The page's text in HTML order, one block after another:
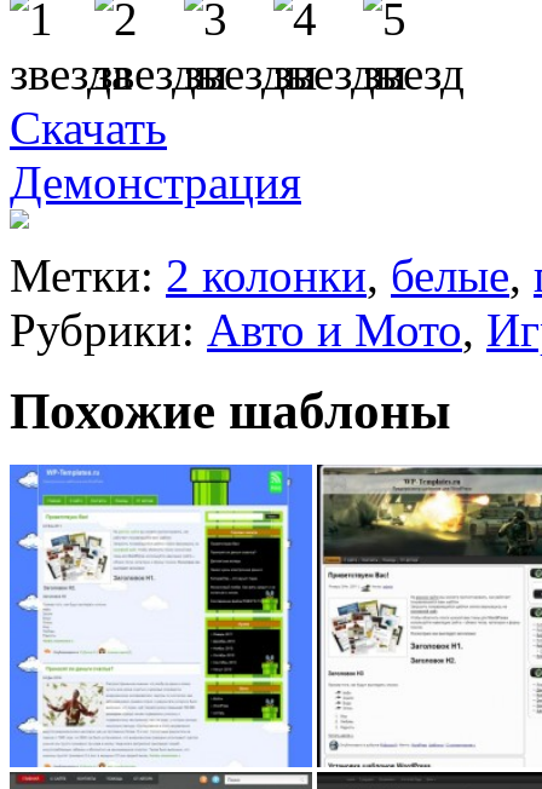
Скачать
Демонстрация
Метки: 2 колонки, белые,
Рубрики: Авто и Мото,
Похожие шаблоны